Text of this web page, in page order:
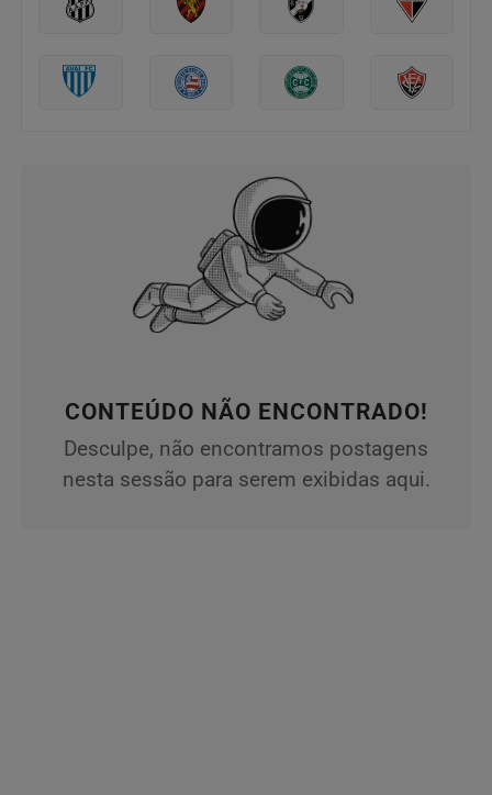
CONTEÚDO NÃO ENCONTRADO!
Desculpe, não encontramos postagens
nesta sessão para serem exibidas aqui.